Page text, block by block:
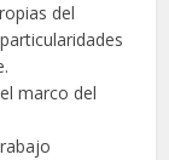
del
marco del